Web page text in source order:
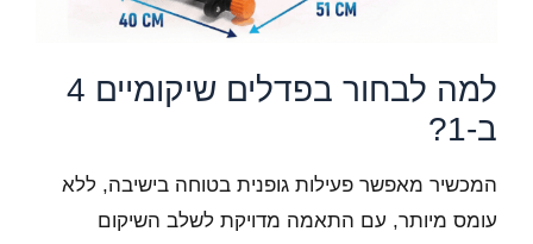
למה לבחור בפדלים שיקומיים 4
ב-1?
המכשיר מאפשר פעילות גופנית בטוחה בישיבה, ללא
עומס מיותר, עם התאמה מדויקת לשלב השיקום